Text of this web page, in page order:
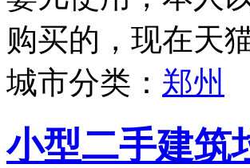
购买的，现在天
城市分类： 郑州
小型二手建筑